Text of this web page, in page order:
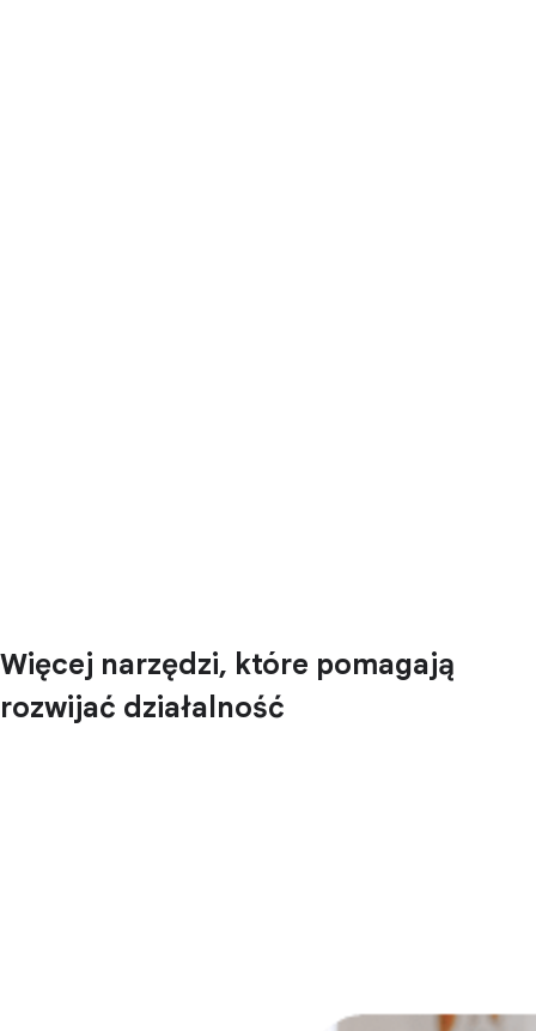
Więcej narzędzi, które pomagają
rozwijać działalność